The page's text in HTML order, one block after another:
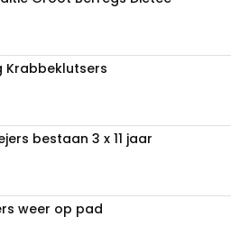
Krabbeklutsers
bestaan 3 x 11 jaar
weer op pad